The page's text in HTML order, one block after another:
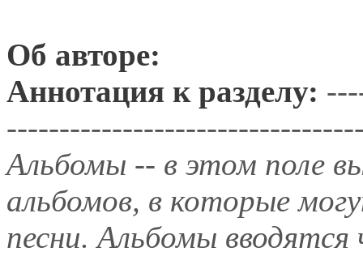
Об авторе:
Аннотация к разделу:
Альбомы -- в этом поле
альбомов, в которые
песни. Альбомы вводятся